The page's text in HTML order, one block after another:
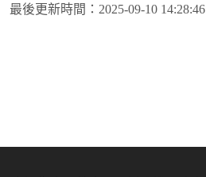
最後更新時間： 2025-09-10 14:28:46